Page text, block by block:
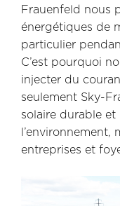
Frauenfeld nous
énergétiques de
particulier
C’est pourquoi
injecter du
seulement Sky-
solaire durable
l’environnement,
entreprises et